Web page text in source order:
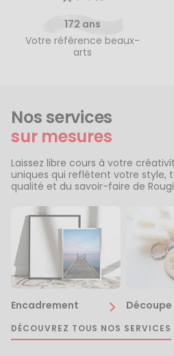
172 ans
Votre référence beaux-
arts
Nos services
sur mesures
Laissez libre cours à votre
uniques qui reflètent votre style,
qualité et du savoir-faire de
Encadrement
DÉCOUVREZ TOUS NOS SERVICES